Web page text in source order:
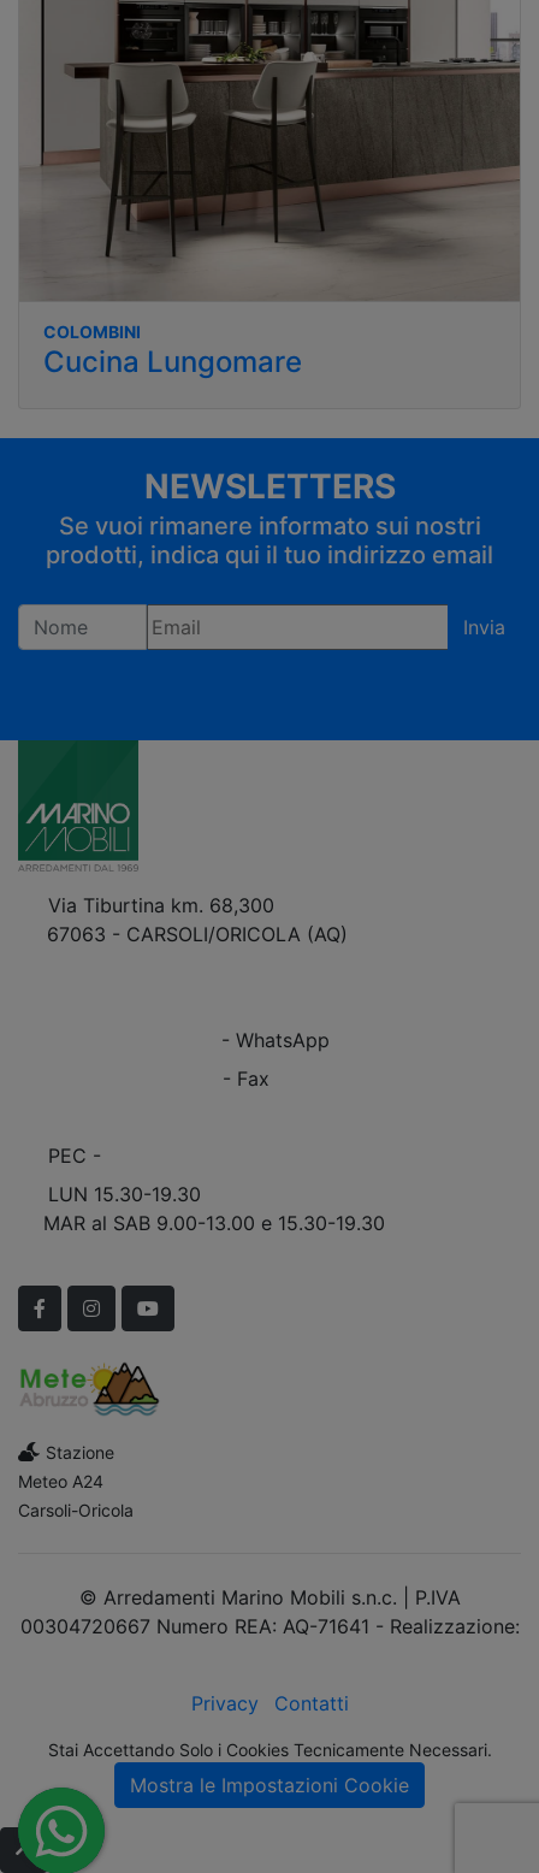
COLOMBINI
Cucina Lungomare
NEWSLETTERS
Se vuoi rimanere informato sui nostri
prodotti, indica qui il tuo indirizzo email
Invia
Via Tiburtina km. 68,300
67063 - CARSOLI/ORICOLA (AQ)
- WhatsApp
- Fax
PEC -
LUN 15.30-19.30
MAR al SAB 9.00-13.00 e 15.30-19.30
FacebookInstagramYouTube
Stazione
Meteo A24
Carsoli-Oricola
© Arredamenti Marino Mobili s.n.c. | P.IVA
00304720667 Numero REA: AQ-71641 - Realizzazione:
Privacy
Contatti
Stai Accettando Solo i Cookies Tecnicamente Necessari.
Mostra le Impostazioni Cookie